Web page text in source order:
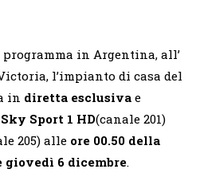
in Argentina, all’
l’impianto di casa del
in diretta esclusiva e
Sky Sport 1 HD(canale 201)
205) alle ore 00.50 della
giovedì 6 dicembre.